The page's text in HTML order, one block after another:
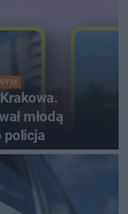
młodą
policja